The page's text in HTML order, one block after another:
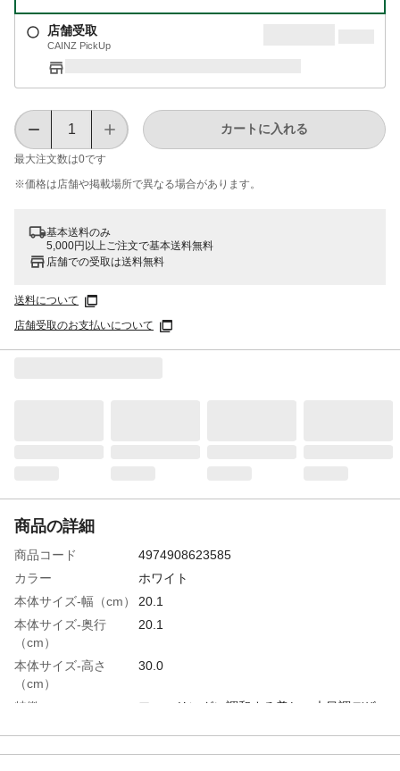
店舗受取
CAINZ PickUp
最大注文数は0です
カートに入れる
※価格は​店舗や​掲載場所で​異なる​場合が​あります。
基本送料のみ
5,000円以上ご注文で基本送料無料
店舗での受取は送料無料
送料について
店舗受取のお支払いについて
商品の詳細
商品コード
4974908623585
カラー
ホワイト
本体サイズ-幅（cm）
20.1
本体サイズ-奥行
（cm）
20.1
本体サイズ-高さ
（cm）
30.0
特徴
フローリングに調和する美しい木目調デザ